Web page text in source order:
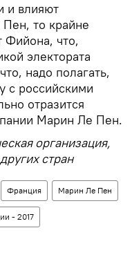
и влияют
то крайне
Фийона, что,
электората
надо полагать,
с российскими
отразится
Марин Ле Пен.
организация,
стран
Франция Марин Ле Пен
- 2017